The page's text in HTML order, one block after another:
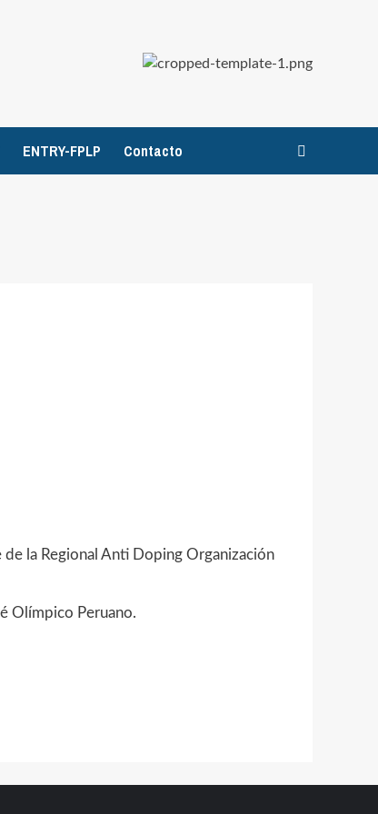
ENTRY-FPLP Contacto
la Regional Anti Doping Organización
Olímpico Peruano.